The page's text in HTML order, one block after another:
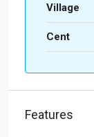
Village
Cent
Features